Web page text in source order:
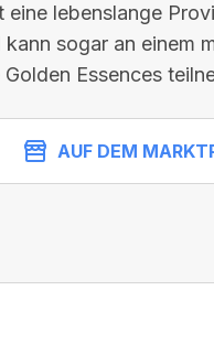
eine lebenslange
kann sogar an einem
Essences
AUF DEM